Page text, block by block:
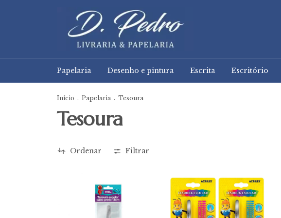
Papelaria Desenho e pintura Escrita Escritório
Início . Papelaria . Tesoura
Tesoura
Ordenar Filtrar